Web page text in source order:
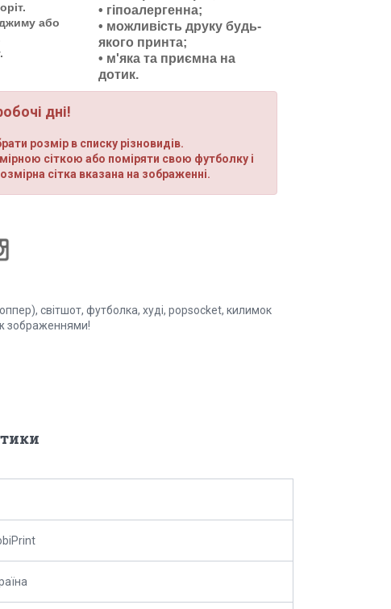
або
• гіпоалергенна;
• можливість друку будь-
якого принта;
• м'яка та приємна на
дотик.
дні!
розмір в списку різновидів.
сіткою або поміряти свою футболку і
сітка вказана на зображенні.
світшот, футболка, худі, popsocket, килимок
зображеннями!